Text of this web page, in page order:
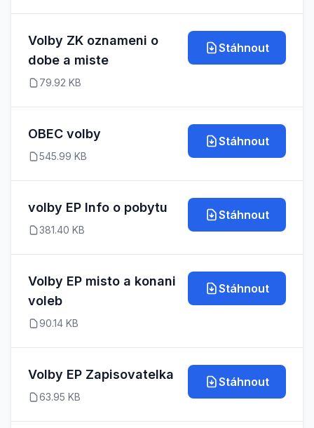
Volby ZK oznameni o
dobe a miste
79.92 KB
Stáhnout
OBEC volby
545.99 KB
Stáhnout
volby EP Info o pobytu
381.40 KB
Stáhnout
Volby EP misto a konani
voleb
90.14 KB
Stáhnout
Volby EP Zapisovatelka
63.95 KB
Stáhnout